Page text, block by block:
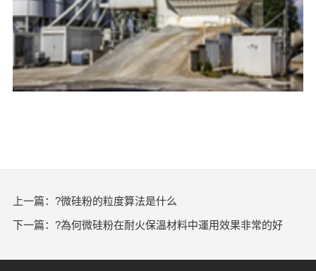
上一篇：?微硅粉的粒度算法是什么
下一篇：?為何微硅粉在耐火保溫材料中運用效果非常的好